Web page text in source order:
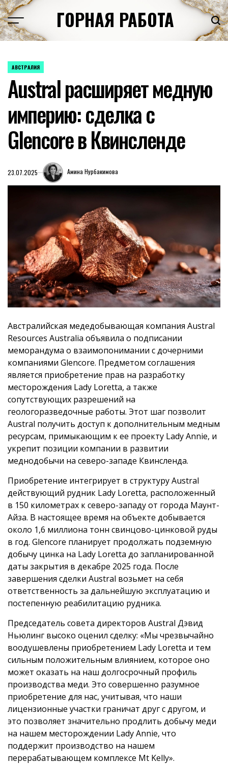
Перейти
к
содержимому
ГОРНАЯ РАБОТА
ОПУБЛИКОВАНО
АВСТРАЛИЯ
Austral расширяет медную
империю: сделка с
Glencore в Квинсленде
23.07.2025 Амина Нурбакимова
Австралийская медедобывающая компания Austral
Resources Australia объявила о подписании
меморандума о взаимопонимании с дочерними
компаниями Glencore. Предметом соглашения
является приобретение прав на разработку
месторождения Lady Loretta, а также
сопутствующих разрешений на
геологоразведочные работы. Этот шаг позволит
Austral получить доступ к дополнительным медным
ресурсам, примыкающим к ее проекту Lady Annie, и
укрепит позиции компании в развитии
меднодобычи на северо-западе Квинсленда.
Приобретение интегрирует в структуру Austral
действующий рудник Lady Loretta, расположенный
в 150 километрах к северо-западу от города Маунт-
Айза. В настоящее время на объекте добывается
около 1,6 миллиона тонн свинцово-цинковой руды
в год. Glencore планирует продолжать подземную
добычу цинка на Lady Loretta до запланированной
даты закрытия в декабре 2025 года. После
завершения сделки Austral возьмет на себя
ответственность за дальнейшую эксплуатацию и
постепенную реабилитацию рудника.
Председатель совета директоров Austral Дэвид
Ньюлинг высоко оценил сделку: «Мы чрезвычайно
воодушевлены приобретением Lady Loretta и тем
сильным положительным влиянием, которое оно
может оказать на наш долгосрочный профиль
производства меди. Это совершенно разумное
приобретение для нас, учитывая, что наши
лицензионные участки граничат друг с другом, и
это позволяет значительно продлить добычу меди
на нашем месторождении Lady Annie, что
поддержит производство на нашем
перерабатывающем комплексе Mt Kelly».